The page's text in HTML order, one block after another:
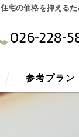
宅の価格を抑える
026-228-
参考プラン